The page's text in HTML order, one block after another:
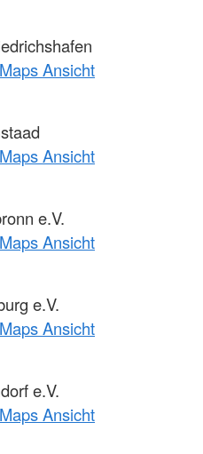
Ansicht
Ansicht
e.V.
Ansicht
e.V.
Ansicht
e.V.
Ansicht